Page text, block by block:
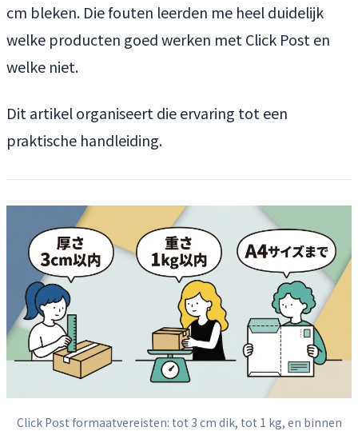
cm bleken. Die fouten leerden me heel duidelijk
welke producten goed werken met Click Post en
welke niet.
Dit artikel organiseert die ervaring tot een
praktische handleiding.
Click Post formaatvereisten: tot 3 cm dik, tot 1 kg, en binnen